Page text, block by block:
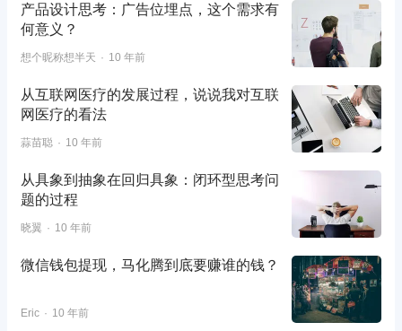
产品设计思考：广告位埋点，这个需求有
何意义？
想个昵称想半天 10 年前
从互联网医疗的发展过程，说说我对互联
网医疗的看法
蒜苗聪 10 年前
从具象到抽象在回归具象：闭环型思考问
题的过程
晓翼 10 年前
微信钱包提现，马化腾到底要赚谁的钱？
Eric 10 年前